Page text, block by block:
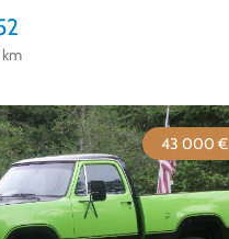
43 000 €